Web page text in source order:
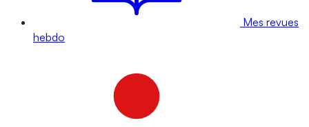
Mes revues
hebdo